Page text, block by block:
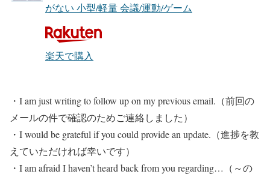
がない 小型/軽量 会議/運動/ゲーム
楽天で購入
・I am just writing to follow up on my previous email.（前回の
メールの件で確認のためご連絡しました）
・I would be grateful if you could provide an update.（進捗を教
えていただければ幸いです）
・I am afraid I haven’t heard back from you regarding…（～の